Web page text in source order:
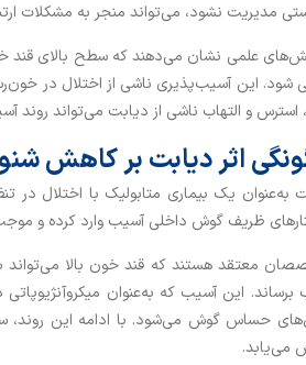
مدیریت نشود، می‌تواند منجر به مشکلات
علمی نشان می‌دهند که سطح بالای
شود. این آسیب‌پذیری ناشی از اختلال در
استرس و التهاب ناشی از دیابت می‌تواند
اثر دیابت بر کاهش
به‌عنوان یک بیماری متابولیک با اختلال
ظریف گوش داخلی آسیب وارد کرده و
معتقد هستند که قند خون بالا
برساند. این آسیب که به‌عنوان
حساس گوش می‌شود. با ادامه این روند،
می‌یابد.